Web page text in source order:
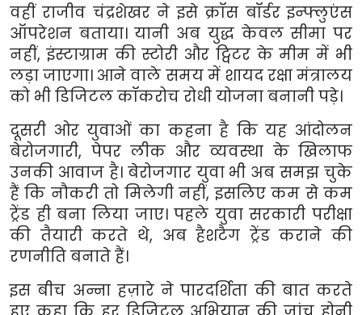
वहीं राजीव चंद्रशेखर ने इसे क्रॉस बॉर्डर इन्फ्लुएंस
ऑपरेशन बताया। यानी अब युद्ध केवल सीमा पर
नहीं,इंस्टाग्राम की स्टोरी और ट्विटर के मीम में भी
लड़ा जाएगा। आने वाले समय में शायद रक्षा मंत्रालय
को भी डिजिटल कॉकरोच रोधी योजना बनानी पड़े।
दूसरी ओर युवाओं का कहना है कि यह आंदोलन
बेरोजगारी, पेपर लीक और व्यवस्था के खिलाफ
उनकी आवाज है। बेरोजगार युवा भी अब समझ चुके
हैं कि नौकरी तो मिलेगी नहीं,इसलिए कम से कम
ट्रेंड ही बना लिया जाए। पहले युवा सरकारी परीक्षा
की तैयारी करते थे, अब हैशटैग ट्रेंड कराने की
रणनीति बनाते हैं।
इस बीच अन्ना हज़ारे ने पारदर्शिता की बात करते